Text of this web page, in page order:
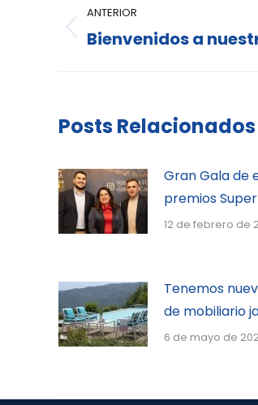
ANTERIOR
Bienvenidos a
Posts Relacionados
Gran Gala de
premios
12 de febrero de
Tenemos
de mobiliario
6 de mayo de